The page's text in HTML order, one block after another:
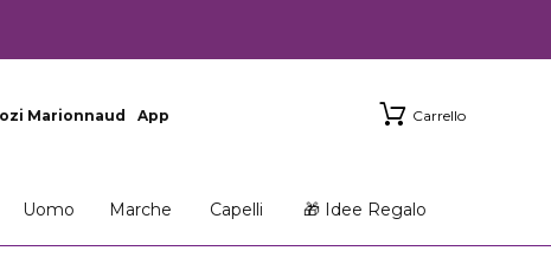
Marionnaud App Carrello
Uomo Marche Capelli 🎁 Idee Regalo